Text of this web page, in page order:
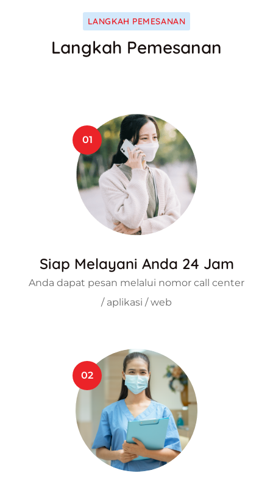
LANGKAH PEMESANAN
Langkah Pemesanan
01
Siap Melayani Anda 24 Jam
Anda dapat pesan melalui nomor call center
/ aplikasi / web
02